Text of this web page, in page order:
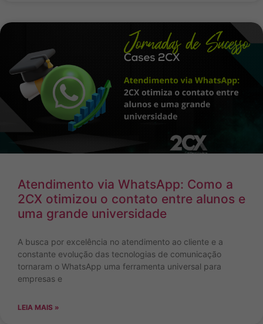
Atendimento via WhatsApp: Como a
2CX otimizou o contato entre alunos e
uma grande universidade
A busca por excelência no atendimento ao cliente e a
constante evolução das tecnologias de comunicação
tornaram o WhatsApp uma ferramenta universal para
empresas e
LEIA MAIS »